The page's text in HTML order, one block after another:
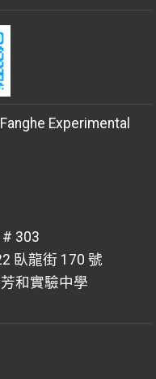
Experimental
303
臥龍街 170 號
和實驗中學